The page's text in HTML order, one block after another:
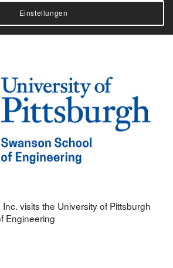
visits the University of Pittsburgh
Engineering
Einstellungen